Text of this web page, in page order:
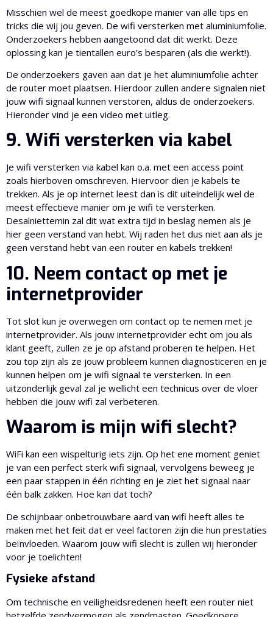
Misschien wel de meest goedkope manier van alle tips en
tricks die wij jou geven. De wifi versterken met aluminiumfolie.
Onderzoekers hebben aangetoond dat dit werkt. Deze
oplossing kan je tientallen euro’s besparen (als die werkt!).
De onderzoekers gaven aan dat je het aluminiumfolie achter
de router moet plaatsen. Hierdoor zullen andere signalen niet
jouw wifi signaal kunnen verstoren, aldus de onderzoekers.
Hieronder vind je een video met uitleg.
9. Wifi versterken via kabel
Je wifi versterken via kabel kan o.a. met een access point
zoals hierboven omschreven. Hiervoor dien je kabels te
trekken. Als je op internet leest dan is dit uiteindelijk wel de
meest effectieve manier om je wifi te versterken.
Desalniettemin zal dit wat extra tijd in beslag nemen als je
hier geen verstand van hebt. Wij raden het dus niet aan als je
geen verstand hebt van een router en kabels trekken!
10. Neem contact op met je
internetprovider
Tot slot kun je overwegen om contact op te nemen met je
internetprovider. Als jouw internetprovider echt om jou als
klant geeft, zullen ze je op afstand proberen te helpen. Het
zou top zijn als ze jouw probleem kunnen diagnosticeren en je
kunnen helpen om je wifi signaal te versterken. In een
uitzonderlijk geval zal je wellicht een technicus over de vloer
hebben die jouw wifi zal verbeteren.
Waarom is mijn wifi slecht?
WiFi kan een wispelturig iets zijn. Op het ene moment geniet
je van een perfect sterk wifi signaal, vervolgens beweeg je
een paar stappen in één richting en je ziet het signaal naar
één balk zakken. Hoe kan dat toch?
De schijnbaar onbetrouwbare aard van wifi heeft alles te
maken met het feit dat er veel factoren zijn die hun prestaties
beïnvloeden. Waarom jouw wifi slecht is zullen wij hieronder
voor je toelichten!
Fysieke afstand
Om technische en veiligheidsredenen heeft een router niet